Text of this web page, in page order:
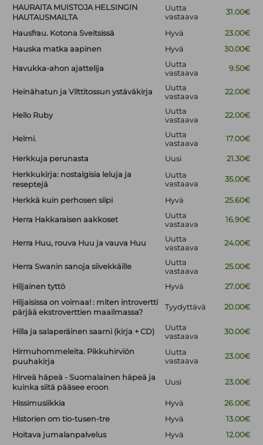
HAURAITA MUISTOJA HELSINGIN
HAUTAUSMAILTA
Uutta
vastaava
31.00€
Hausfrau. Kotona Sveitsissä Hyvä
23.00€
Hauska matka aapinen
Hyvä 30.00€
Havukka-ahon ajattelija
Uutta
vastaava
9.50€
Heinähatun ja Vilttitossun ystäväkirja
Uutta
vastaava
22.00€
Hello Ruby
Uutta
vastaava
22.00€
Helmi.
Uutta
vastaava
17.00€
Herkkuja perunasta Uusi
21.30€
Herkkukirja: nostalgisia leluja ja
reseptejä
Uutta
vastaava
35.00€
Herkkä kuin perhosen siipi Hyvä 25.60€
Herra Hakkaraisen aakkoset
Uutta
vastaava
16.90€
Herra Huu, rouva Huu ja vauva Huu
Uutta
vastaava
24.00€
Herra Swanin sanoja siivekkäille
Uutta
vastaava
25.00€
Hiljainen tyttö Hyvä
27.00€
Hiljaisissa on voimaa! : miten introvertti
pärjää ekstroverttien maailmassa?
Tyydyttävä 20.00€
Hilla ja salaperäinen saarni (kirja + CD)
Uutta
vastaava
30.00€
Hirmuhommeleita. Pikkuhirviön
puuhakirja
Uutta
vastaava
23.00€
Hirveä häpeä - Suomalainen häpeä ja
kuinka siitä pääsee eroon
Uusi 23.00€
Hissimusiikkia Hyvä
26.00€
Historien om tio-tusen-tre
Hyvä
13.00€
Hoitava jumalanpalvelus
Hyvä 12.00€